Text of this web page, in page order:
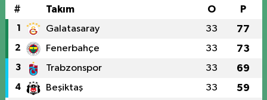
# Takım O P
1 Galatasaray 33 77
2 Fenerbahçe 33 73
3 Trabzonspor 33 69
4 Beşiktaş 33 59